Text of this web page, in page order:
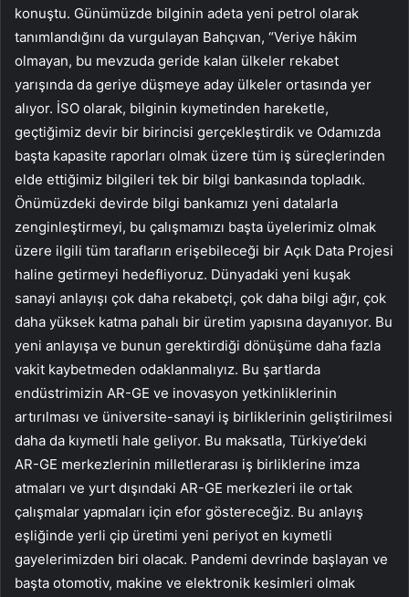
konuştu. Günümüzde bilginin adeta yeni petrol olarak
tanımlandığını da vurgulayan Bahçıvan, “Veriye hâkim
olmayan, bu mevzuda geride kalan ülkeler rekabet
yarışında da geriye düşmeye aday ülkeler ortasında yer
alıyor. İSO olarak, bilginin kıymetinden hareketle,
geçtiğimiz devir bir birincisi gerçekleştirdik ve Odamızda
başta kapasite raporları olmak üzere tüm iş süreçlerinden
elde ettiğimiz bilgileri tek bir bilgi bankasında topladık.
Önümüzdeki devirde bilgi bankamızı yeni datalarla
zenginleştirmeyi, bu çalışmamızı başta üyelerimiz olmak
üzere ilgili tüm tarafların erişebileceği bir Açık Data Projesi
haline getirmeyi hedefliyoruz. Dünyadaki yeni kuşak
sanayi anlayışı çok daha rekabetçi, çok daha bilgi ağır, çok
daha yüksek katma pahalı bir üretim yapısına dayanıyor. Bu
yeni anlayışa ve bunun gerektirdiği dönüşüme daha fazla
vakit kaybetmeden odaklanmalıyız. Bu şartlarda
endüstrimizin AR-GE ve inovasyon yetkinliklerinin
artırılması ve üniversite-sanayi iş birliklerinin geliştirilmesi
daha da kıymetli hale geliyor. Bu maksatla, Türkiye’deki
AR-GE merkezlerinin milletlerarası iş birliklerine imza
atmaları ve yurt dışındaki AR-GE merkezleri ile ortak
çalışmalar yapmaları için efor göstereceğiz. Bu anlayış
eşliğinde yerli çip üretimi yeni periyot en kıymetli
gayelerimizden biri olacak. Pandemi devrinde başlayan ve
başta otomotiv, makine ve elektronik kesimleri olmak